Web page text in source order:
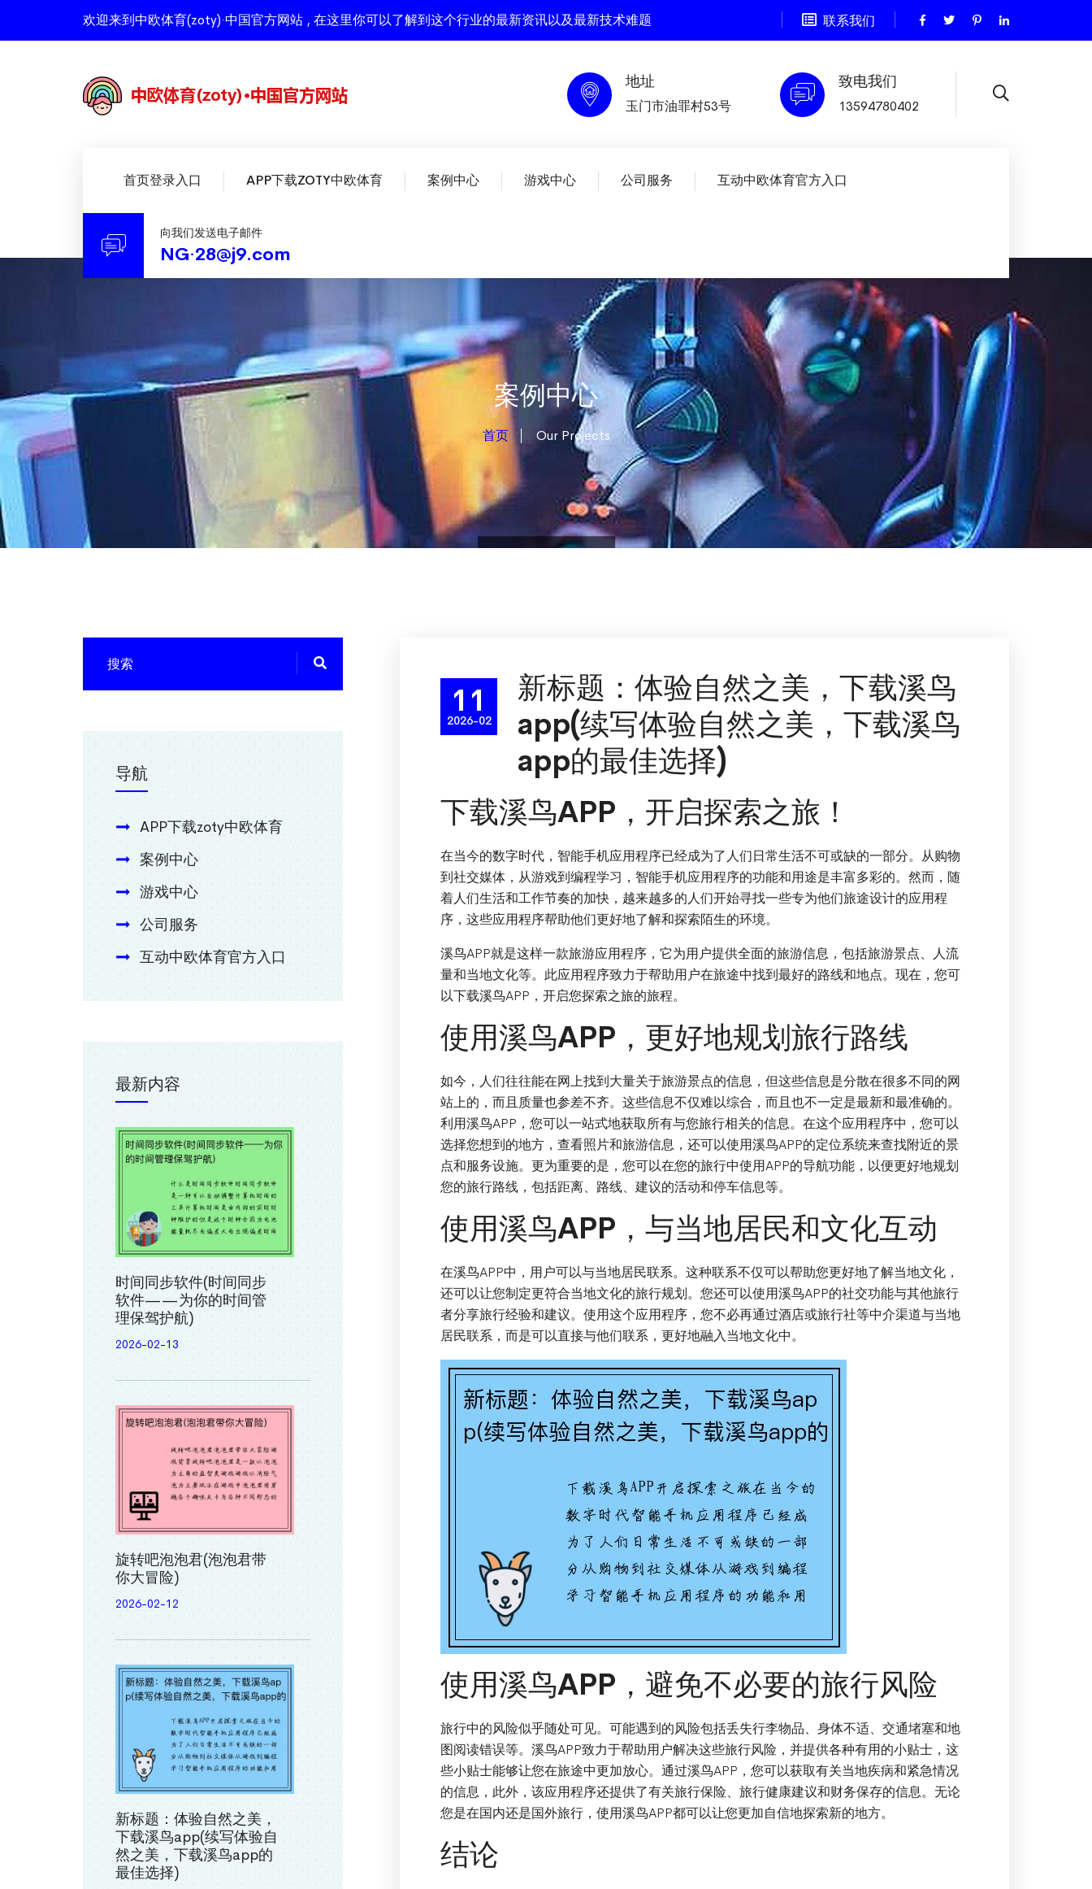
欢迎来到中欧体育(zoty)·中国官方网站 , 在这里你可以了解到这个行业的最新资讯以及最新技术难题 联系我们
地址
玉门市油罪村53号
致电我们
13594780402
首页登录入口 APP下载ZOTY中欧体育 案例中心 游戏中心 公司服务 互动中欧体育官方入口
向我们发送电子邮件
NG·28@j9.com
案例中心
首页 Our Projects
11
2026-02
新标题：体验自然之美，下载溪鸟
app(续写体验自然之美，下载溪鸟
app的最佳选择)
下载溪鸟APP，开启探索之旅！
在当今的数字时代，智能手机应用程序已经成为了人们日常生活不可或缺的一部分。从购物
到社交媒体，从游戏到编程学习，智能手机应用程序的功能和用途是丰富多彩的。然而，随
着人们生活和工作节奏的加快，越来越多的人们开始寻找一些专为他们旅途设计的应用程
序，这些应用程序帮助他们更好地了解和探索陌生的环境。
溪鸟APP就是这样一款旅游应用程序，它为用户提供全面的旅游信息，包括旅游景点、人流
量和当地文化等。此应用程序致力于帮助用户在旅途中找到最好的路线和地点。现在，您可
以下载溪鸟APP，开启您探索之旅的旅程。
使用溪鸟APP，更好地规划旅行路线
如今，人们往往能在网上找到大量关于旅游景点的信息，但这些信息是分散在很多不同的网
站上的，而且质量也参差不齐。这些信息不仅难以综合，而且也不一定是最新和最准确的。
利用溪鸟APP，您可以一站式地获取所有与您旅行相关的信息。在这个应用程序中，您可以
选择您想到的地方，查看照片和旅游信息，还可以使用溪鸟APP的定位系统来查找附近的景
点和服务设施。更为重要的是，您可以在您的旅行中使用APP的导航功能，以便更好地规划
您的旅行路线，包括距离、路线、建议的活动和停车信息等。
使用溪鸟APP，与当地居民和文化互动
在溪鸟APP中，用户可以与当地居民联系。这种联系不仅可以帮助您更好地了解当地文化，
还可以让您制定更符合当地文化的旅行规划。您还可以使用溪鸟APP的社交功能与其他旅行
者分享旅行经验和建议。使用这个应用程序，您不必再通过酒店或旅行社等中介渠道与当地
居民联系，而是可以直接与他们联系，更好地融入当地文化中。
使用溪鸟APP，避免不必要的旅行风险
旅行中的风险似乎随处可见。可能遇到的风险包括丢失行李物品、身体不适、交通堵塞和地
图阅读错误等。溪鸟APP致力于帮助用户解决这些旅行风险，并提供各种有用的小贴士，这
些小贴士能够让您在旅途中更加放心。通过溪鸟APP，您可以获取有关当地疾病和紧急情况
的信息，此外，该应用程序还提供了有关旅行保险、旅行健康建议和财务保存的信息。无论
您是在国内还是国外旅行，使用溪鸟APP都可以让您更加自信地探索新的地方。
结论
导航
APP下载zoty中欧体育
案例中心
游戏中心
公司服务
互动中欧体育官方入口
最新内容
时间同步软件(时间同步
软件——为你的时间管
理保驾护航)
2026-02-13
旋转吧泡泡君(泡泡君带
你大冒险)
2026-02-12
新标题：体验自然之美，
下载溪鸟app(续写体验自
然之美，下载溪鸟app的
最佳选择)